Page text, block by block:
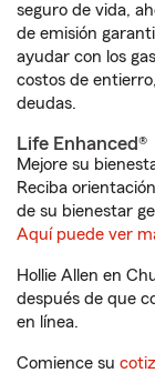
seguro de vida,
de emisión
ayudar con los
costos de
deudas.
Life Enhanced®
Mejore su
Reciba
de su bienestar
Aquí puede ver
Hollie Allen en
después de que
en línea.
Comience su